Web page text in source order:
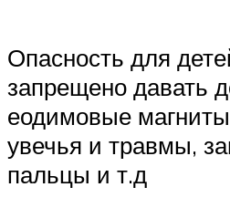
Опасность для
запрещено давать
еодимовые
увечья и травмы,
пальцы и т.д